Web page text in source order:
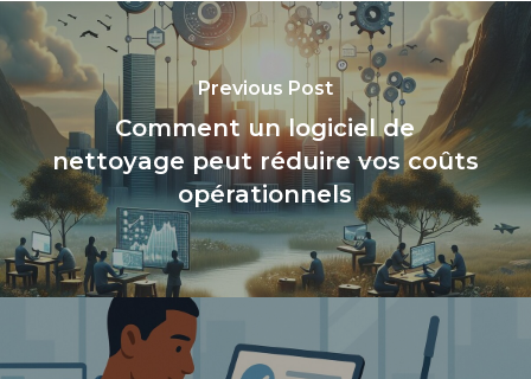
Previous Post
Comment un logiciel de
nettoyage peut réduire vos coûts
opérationnels